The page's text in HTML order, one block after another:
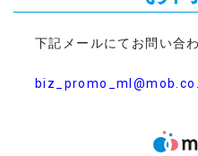
下記メールにてお問い合